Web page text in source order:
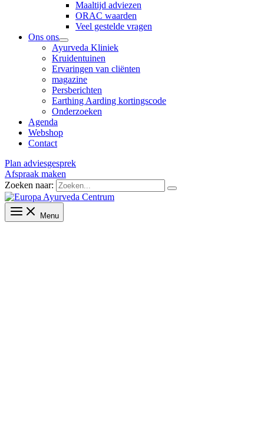
Maaltijd adviezen
ORAC waarden
Veel gestelde vragen
Ons ons
Ayurveda Kliniek
Kruidentuinen
Ervaringen van cliënten
magazine
Persberichten
Earthing Aarding kortingscode
Onderzoeken
Agenda
Webshop
Contact
Plan adviesgesprek
Afspraak maken
Zoeken naar:
Menu